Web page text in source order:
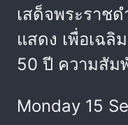
เสด็จพระราช
แสดง เพื่อเฉลิ
50 ปี ความสัม
Monday 15